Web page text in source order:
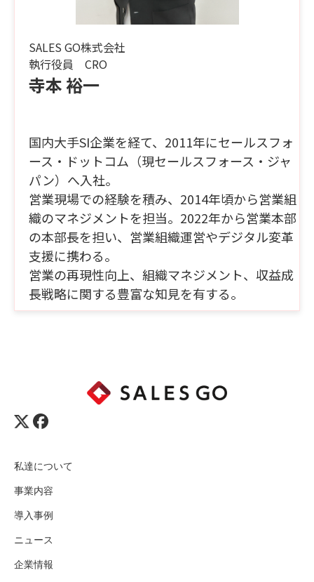
SALES GO株式会社
執行役員 CRO
寺本 裕一
国内大手SI企業を経て、2011年にセールスフォ
ース・ドットコム（現セールスフォース・ジャ
パン）へ入社。
営業現場での経験を積み、2014年頃から営業組
織のマネジメントを担当。2022年から営業本部
の本部長を担い、営業組織運営やデジタル変革
支援に携わる。
営業の再現性向上、組織マネジメント、収益成
長戦略に関する豊富な知見を有する。
私達について
事業内容
導入事例
ニュース
企業情報